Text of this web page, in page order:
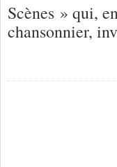
Scènes » qui,
chansonnier,